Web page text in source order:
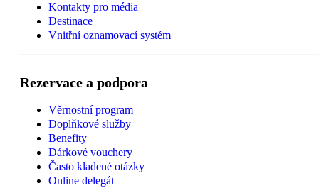
Kontakty pro média
Destinace
Vnitřní oznamovací systém
Rezervace a podpora
Věrnostní program
Doplňkové služby
Benefity
Dárkové vouchery
Často kladené otázky
Online delegát